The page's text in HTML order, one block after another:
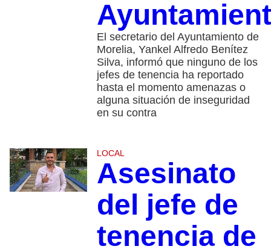
El secretario del Ayuntamiento de
Morelia, Yankel Alfredo Benítez
Silva, informó que ninguno de los
jefes de tenencia ha reportado
hasta el momento amenazas o
alguna situación de inseguridad
en su contra
LOCAL
Asesinato
del jefe de
tenencia de